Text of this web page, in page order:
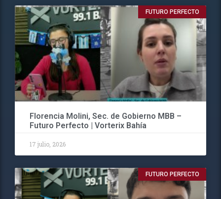
FUTURO PERFECTO
Florencia Molini, Sec. de Gobierno MBB –
Futuro Perfecto | Vorterix Bahía
17 julio, 2026
FUTURO PERFECTO